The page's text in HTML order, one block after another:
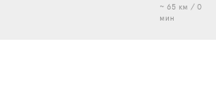
~ 65 км / 0
мин